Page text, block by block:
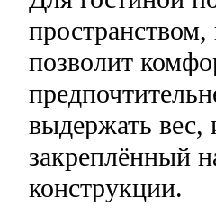
позволит
выдержать вес,
закреплённый
конструкции.